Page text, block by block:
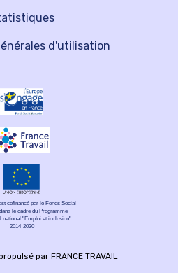
d'utilisation
cofinancé par le Fonds Social
le cadre du Programme
national "Emploi et inclusion"
2014-2020
par FRANCE TRAVAIL